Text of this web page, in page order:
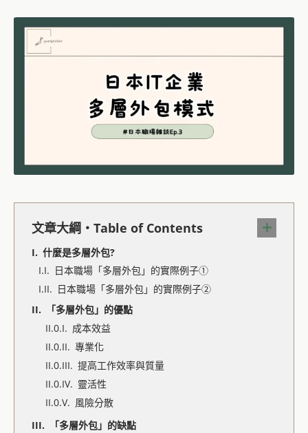
文章大綱・Table of Contents
什麼是多層外包?
日本職場「多層外包」的實際例子①
日本職場「多層外包」的實際例子②
「多層外包」的優點
成本效益
專業化
提高工作效率與質量
靈活性
風險分散
「多層外包」的缺點